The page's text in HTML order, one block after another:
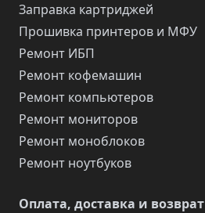
Заправка картриджей
Прошивка принтеров и МФУ
Ремонт ИБП
Ремонт кофемашин
Ремонт компьютеров
Ремонт мониторов
Ремонт моноблоков
Ремонт ноутбуков
Оплата, доставка и возврат